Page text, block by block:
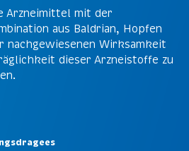
Arzneimittel mit der
aus Baldrian, Hopfen
nachgewiesenen Wirksamkeit
dieser Arzneistoffe zu